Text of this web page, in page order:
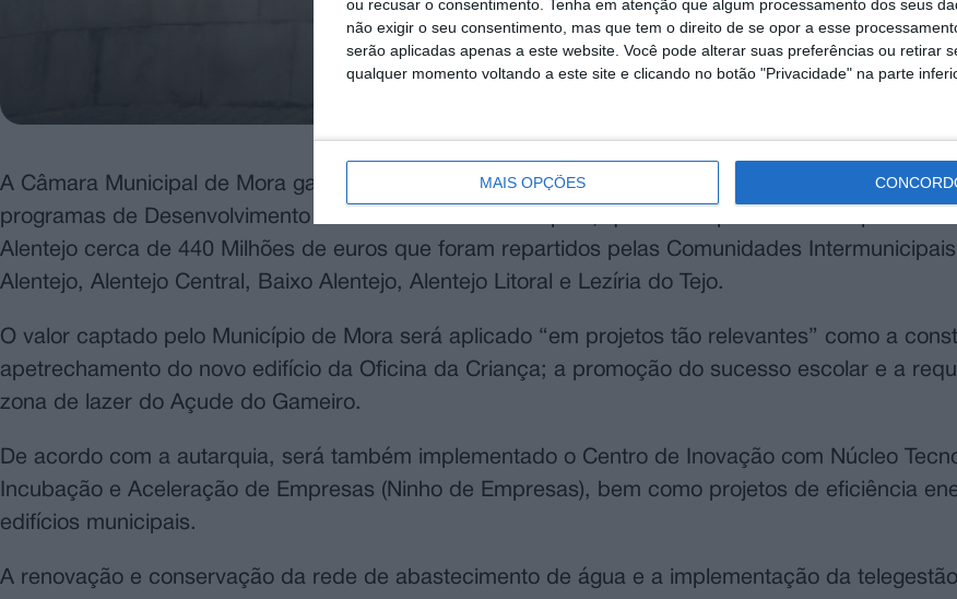
ou recusar o consentimento. Tenha em atenção que algum processamento dos seus
não exigir o seu consentimento, mas que tem o direito de se opor a esse
serão aplicadas apenas a este website. Você pode alterar suas preferências ou retirar
qualquer momento voltando a este site e clicando no botão "Privacidade" na parte
MAIS OPÇÕES
A Câmara Municipal de Mora garantiu recentemente uma verba a rondar os 3 Milhões de euros,
programas de Desenvolvimento Territorial da União Europeia, que trouxe para os Municípios da
Alentejo cerca de 440 Milhões de euros que foram repartidos pelas Comunidades
Alentejo, Alentejo Central, Baixo Alentejo, Alentejo Litoral e Lezíria do Tejo.
O valor captado pelo Município de Mora será aplicado “em projetos tão relevantes” como a
apetrechamento do novo edifício da Oficina da Criança; a promoção do sucesso escolar e a
zona de lazer do Açude do Gameiro.
De acordo com a autarquia, será também implementado o Centro de Inovação com Núcleo
Incubação e Aceleração de Empresas (Ninho de Empresas), bem como projetos de eficiência
edifícios municipais.
A renovação e conservação da rede de abastecimento de água e a implementação da